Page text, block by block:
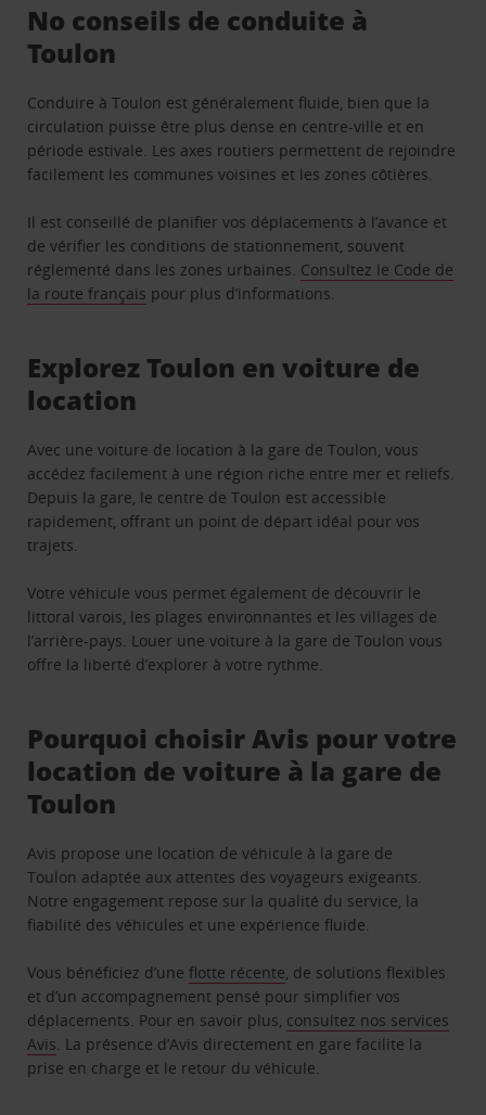
No conseils de conduite à
Toulon
Conduire à Toulon est généralement fluide, bien que la
circulation puisse être plus dense en centre-ville et en
période estivale. Les axes routiers permettent de rejoindre
facilement les communes voisines et les zones côtières.
Il est conseillé de planifier vos déplacements à l’avance et
de vérifier les conditions de stationnement, souvent
réglementé dans les zones urbaines. Consultez le Code de
la route français pour plus d’informations.
Explorez Toulon en voiture de
location
Avec une voiture de location à la gare de Toulon, vous
accédez facilement à une région riche entre mer et reliefs.
Depuis la gare, le centre de Toulon est accessible
rapidement, offrant un point de départ idéal pour vos
trajets.
Votre véhicule vous permet également de découvrir le
littoral varois, les plages environnantes et les villages de
l’arrière-pays. Louer une voiture à la gare de Toulon vous
offre la liberté d’explorer à votre rythme.
Pourquoi choisir Avis pour votre
location de voiture à la gare de
Toulon
Avis propose une location de véhicule à la gare de
Toulon adaptée aux attentes des voyageurs exigeants.
Notre engagement repose sur la qualité du service, la
fiabilité des véhicules et une expérience fluide.
Vous bénéficiez d’uneflotte récente , de solutions flexibles
et d’un accompagnement pensé pour simplifier vos
déplacements. Pour en savoir plus, consultez nos services
Avis . La présence d’Avis directement en gare facilite la
prise en charge et le retour du véhicule.